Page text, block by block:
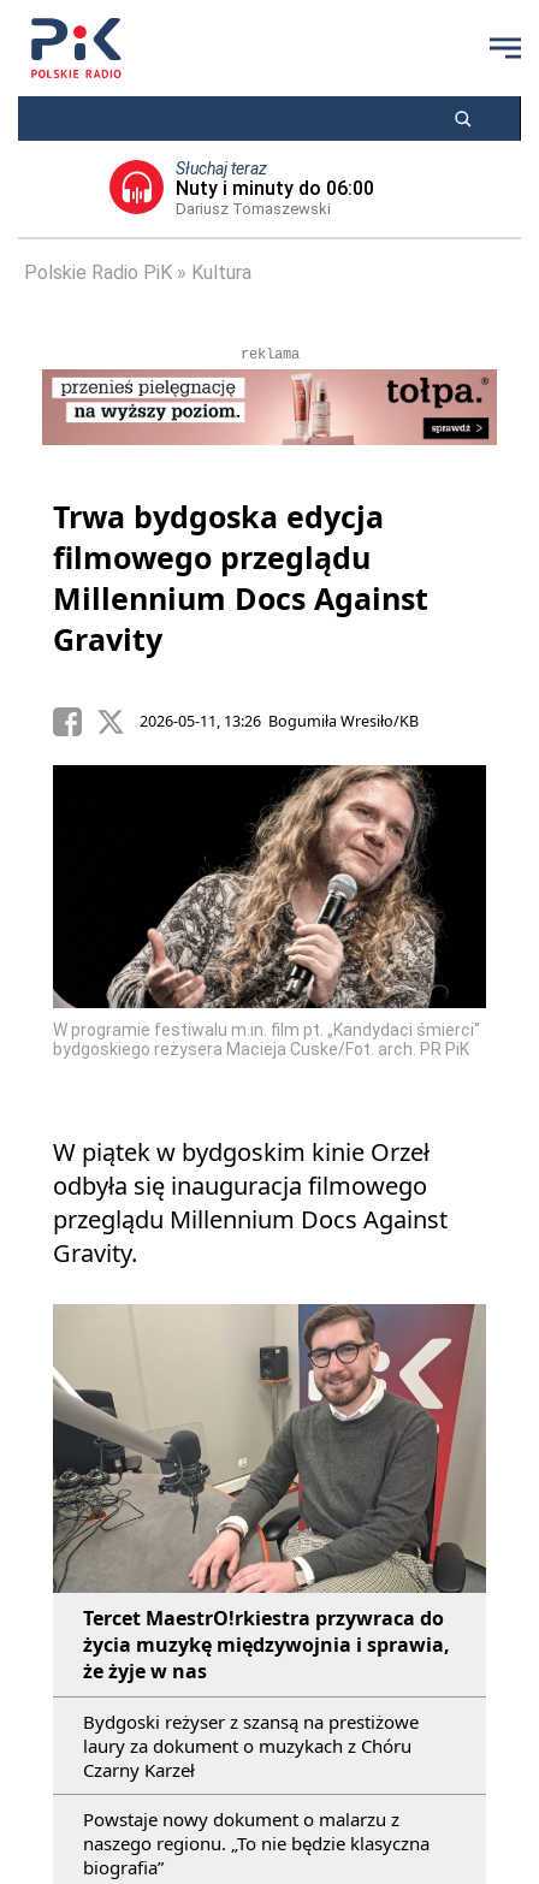
Słuchaj teraz
Nuty i minuty do 06:00
Dariusz Tomaszewski
Polskie Radio PiK Kultura
reklama
Trwa bydgoska edycja
filmowego przeglądu
Millennium Docs Against
Gravity
2026-05-11, 13:26 Bogumiła Wresiło/KB
W programie festiwalu m.in. film pt. „Kandydaci śmierci''
bydgoskiego reżysera Macieja Cuske/Fot. arch. PR PiK
W piątek w bydgoskim kinie Orzeł
odbyła się inauguracja filmowego
przeglądu Millennium Docs Against
Gravity.
Tercet MaestrO!rkiestra przywraca do
życia muzykę międzywojnia i sprawia,
że żyje w nas
Bydgoski reżyser z szansą na prestiżowe
laury za dokument o muzykach z Chóru
Czarny Karzeł
Powstaje nowy dokument o malarzu z
naszego regionu. „To nie będzie klasyczna
biografia”